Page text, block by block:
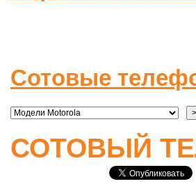
Сотовые
СОТОВЫЙ